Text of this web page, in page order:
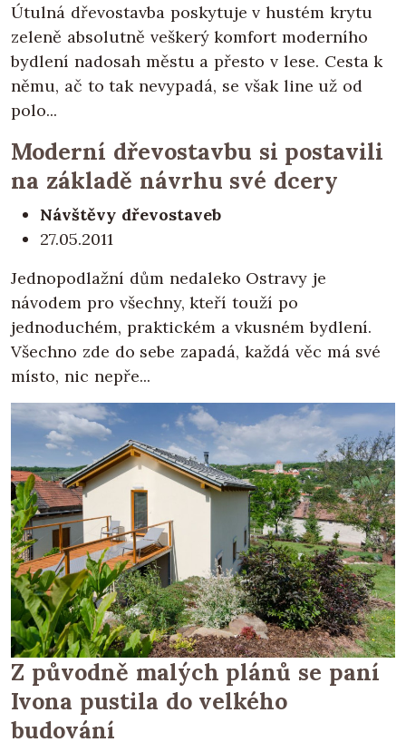
Útulná dřevostavba poskytuje v hustém krytu
zeleně absolutně veškerý komfort moderního
bydlení nadosah městu a přesto v lese. Cesta k
němu, ač to tak nevypadá, se však line už od
polo...
Moderní dřevostavbu si postavili
na základě návrhu své dcery
Návštěvy dřevostaveb
27.05.2011
Jednopodlažní dům nedaleko Ostravy je
návodem pro všechny, kteří touží po
jednoduchém, praktickém a vkusném bydlení.
Všechno zde do sebe zapadá, každá věc má své
místo, nic nepře...
Z původně malých plánů se paní
Ivona pustila do velkého
budování